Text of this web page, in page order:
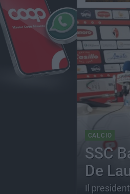
CALCIO
SSC
De
Il